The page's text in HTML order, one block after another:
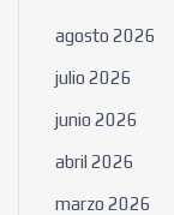
agosto 2026
julio 2026
junio 2026
abril 2026
marzo 2026